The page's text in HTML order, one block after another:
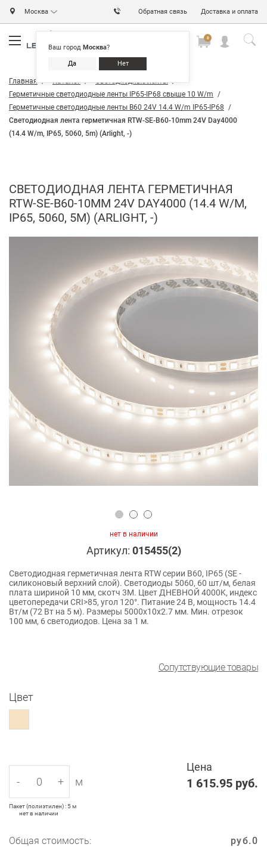
Москва
Ваш город Москва?
Да Нет
Обратная связь Доставка и оплата
0
Главная Каталог
Светодиодные ленты
Герметичные светодиодные ленты IP65-IP68 свыше 10 W/m
Герметичные светодиодные ленты B60 24V 14.4 W/m IP65-IP68
Светодиодная лента герметичная RTW-SE-B60-10mm 24V Day4000
(14.4 W/m, IP65, 5060, 5m) (Arlight, -)
СВЕТОДИОДНАЯ ЛЕНТА ГЕРМЕТИЧНАЯ
RTW-SE-B60-10MM 24V DAY4000 (14.4 W/M,
IP65, 5060, 5M) (ARLIGHT, -)
нет в наличии
Артикул: 015455(2)
Светодиодная герметичная лента RTW серии B60, IP65 (SE -
силиконовый верхний слой). Светодиоды 5060, 60 шт/м, белая
плата шириной 10 мм, скотч 3M. Цвет ДНЕВНОЙ 4000K, индекс
цветопередачи CRI>85, угол 120°. Питание 24 В, мощность 14.4
Вт/м (72 Вт на 5 м). Размеры 5000x10x2.7 мм. Мин. отрезок
100 мм, 6 светодиодов. Цена за 1 м.
Сопутствующие товары
Цвет
Цена
1 615.95 руб.
- + м
Пакет (полиэтилен) : 5 м
нет в наличии
Общая стоимость: 0
руб.